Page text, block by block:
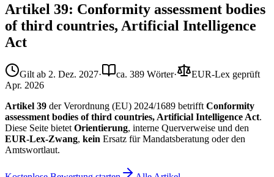
Artikel 39: Conformity assessment bodies
of third countries, Artificial Intelligence
Act
Gilt ab 2. Dez. 2027· ca. 389 Wörter·
EUR-Lex geprüft
Apr. 2026
Artikel 39 der Verordnung (EU) 2024/1689 betrifft Conformity
assessment bodies of third countries, Artificial Intelligence Act.
Diese Seite bietet Orientierung, interne Querverweise und den
EUR-Lex-Zwang, kein Ersatz für Mandatsberatung oder den
Amtswortlaut.